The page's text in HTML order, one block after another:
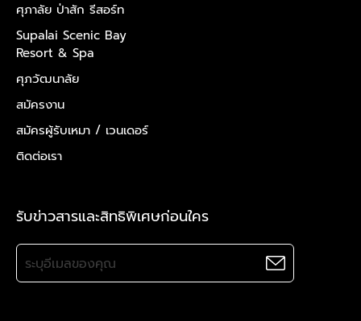
ศุภาลัย ป่าสัก รีสอร์ท
Supalai Scenic Bay
Resort & Spa
ศุภวัฒนาลัย
สมัครงาน
สมัครผู้รับเหมา / เวนเดอร์
ติดต่อเรา
รับข่าวสารและสิทธิพิเศษก่อนใคร